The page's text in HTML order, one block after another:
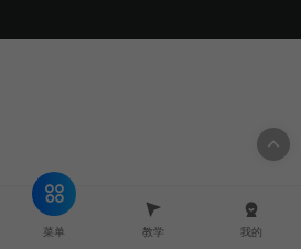
菜单 教学 我的